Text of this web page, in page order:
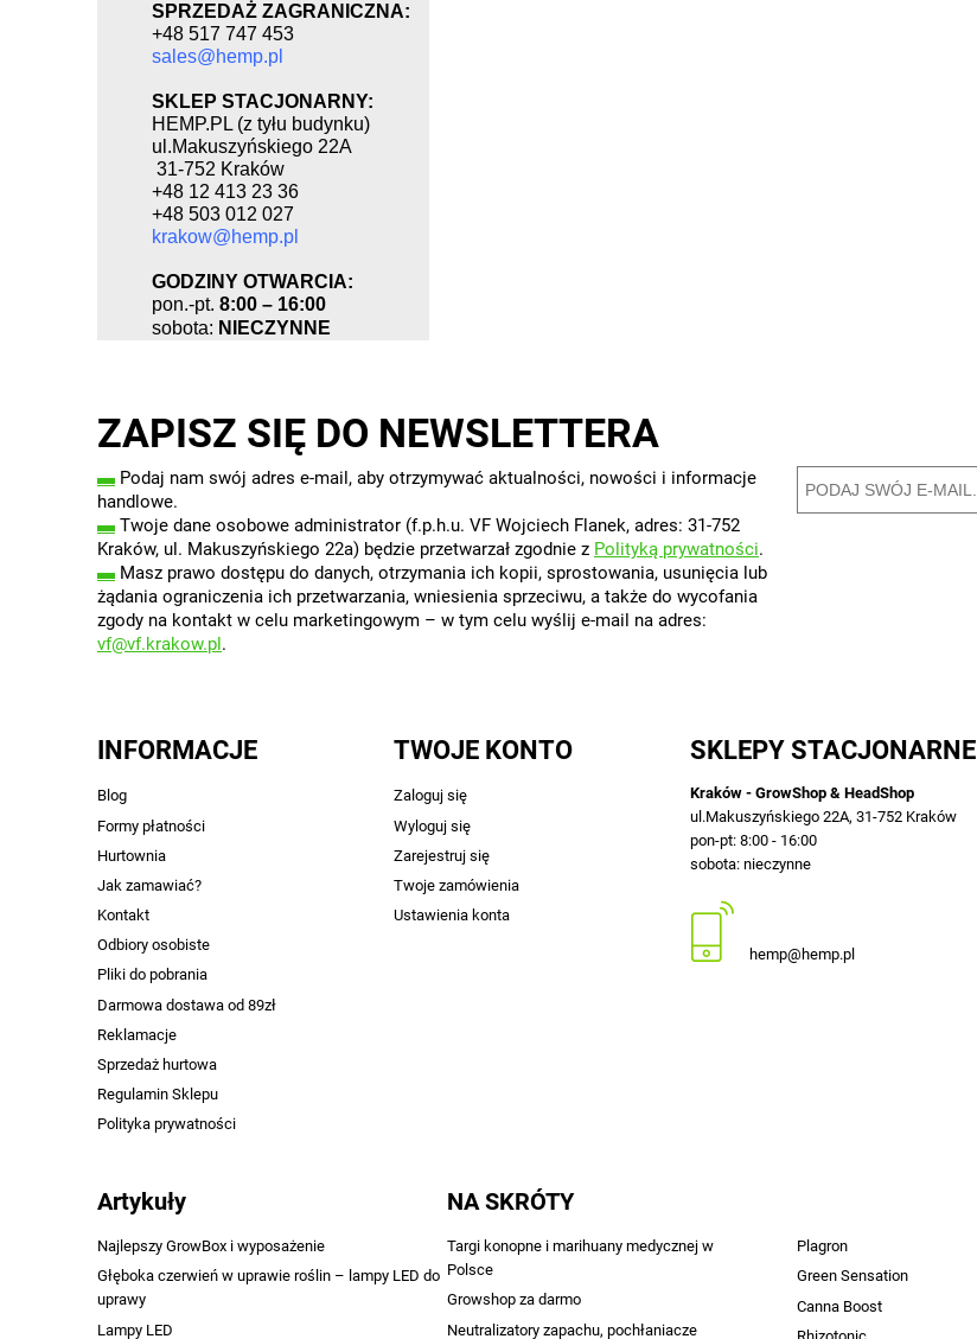
SPRZEDAŻ ZAGRANICZNA:
+48 517 747 453
sales@hemp.pl
SKLEP STACJONARNY:
HEMP.PL (z tyłu budynku)
ul.Makuszyńskiego 22A
31-752 Kraków
+48 12 413 23 36
+48 503 012 027
krakow@hemp.pl
GODZINY OTWARCIA:
pon.-pt. 8:00 – 16:00
sobota: NIECZYNNE
ZAPISZ SIĘ DO NEWSLETTERA
▬ Podaj nam swój adres e-mail, aby otrzymywać aktualności, nowości i informacje
handlowe.
▬ Twoje dane osobowe administrator (f.p.h.u. VF Wojciech Flanek, adres: 31-752
Kraków, ul. Makuszyńskiego 22a) będzie przetwarzał zgodnie z Polityką prywatności.
▬ Masz prawo dostępu do danych, otrzymania ich kopii, sprostowania, usunięcia lub
żądania ograniczenia ich przetwarzania, wniesienia sprzeciwu, a także do wycofania
zgody na kontakt w celu marketingowym – w tym celu wyślij e-mail na adres:
vf@vf.krakow.pl.
INFORMACJE
Blog
Formy płatności
Hurtownia
Jak zamawiać?
Kontakt
Odbiory osobiste
Pliki do pobrania
Darmowa dostawa od 89zł
Reklamacje
Sprzedaż hurtowa
Regulamin Sklepu
Polityka prywatności
TWOJE KONTO
Zaloguj się
Wyloguj się
Zarejestruj się
Twoje zamówienia
Ustawienia konta
SKLEPY STACJONARNE
Kraków - GrowShop & HeadShop
ul.Makuszyńskiego 22A, 31-752 Kraków
pon-pt: 8:00 - 16:00
sobota: nieczynne
hemp@hemp.pl
Artykuły
Najlepszy GrowBox i wyposażenie
Głęboka czerwień w uprawie roślin – lampy LED do
uprawy
Lampy LED
NA SKRÓTY
Targi konopne i marihuany medycznej w
Polsce
Growshop za darmo
Neutralizatory zapachu, pochłaniacze
Plagron
Green Sensation
Canna Boost